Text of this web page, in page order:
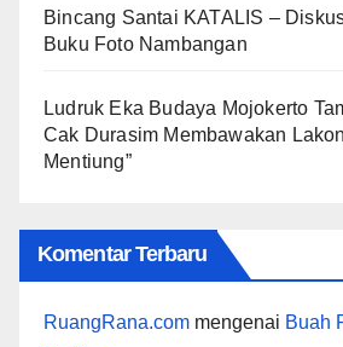
Bincang Santai KATALIS –
Buku Foto Nambangan
Ludruk Eka Budaya Mojokerto
Cak Durasim Membawakan
Mentiung”
Komentar Terbaru
RuangRana.com mengenai Buah